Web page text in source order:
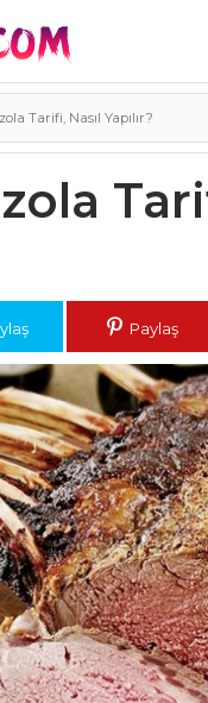
Tarifi, Nasıl Yapılır?
Paylaş